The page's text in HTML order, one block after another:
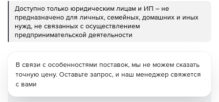
Доступно только юридическим лицам и ИП – не
предназначено для личных, семейных, домашних и иных
нужд, не связанных с осуществлением
предпринимательской деятельности
В связи с особенностями поставок, мы не можем сказать
точную цену. Оставьте запрос, и наш менеджер свяжется
с вами